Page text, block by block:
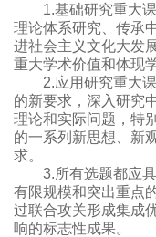
1.基础研究重大
理论体系研究、传承
进社会主义文化大发
重大学术价值和体现
2.应用研究重大
的新要求，深入研究
理论和实际问题，特
的一系列新思想、新
求。
3.所有选题都应
有限规模和突出重点
过联合攻关形成集成
响的标志性成果。